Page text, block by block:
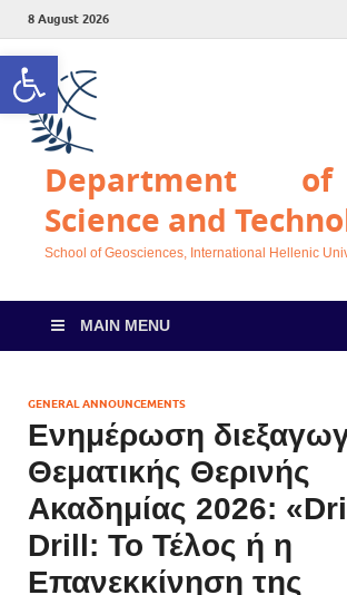
Open toolbar
8 August 2026
Department
Science and
School of Geosciences, International Hellenic
MAIN MENU
GENERAL ANNOUNCEMENTS
Ενημέρωση
Θεματικής Θερινής
Ακαδημίας 2026:
Drill: Το Τέλος ή η
Επανεκκίνηση της